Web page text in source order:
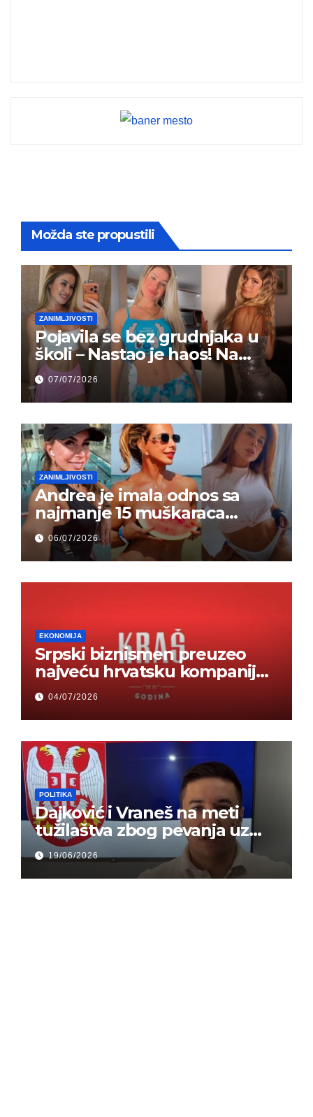
Možda ste propustili
ZANIMLJIVOSTI
Pojavila se bez grudnjaka u
školi – Nastao je haos! Na
grupi je majke napale (FOTO)
07/07/2026
ZANIMLJIVOSTI
Andrea je imala odnos sa
najmanje 15 muškaraca
odjednom – „Doktor mi je
rekao…“ (FOTO)
06/07/2026
EKONOMIJA
Srpski biznismen preuzeo
najveću hrvatsku kompaniju i
ponos zemlje – Hrvati ne
mogu da veruju
04/07/2026
POLITIKA
Dajković i Vraneš na meti
tužilaštva zbog pevanja uz
gusle
19/06/2026